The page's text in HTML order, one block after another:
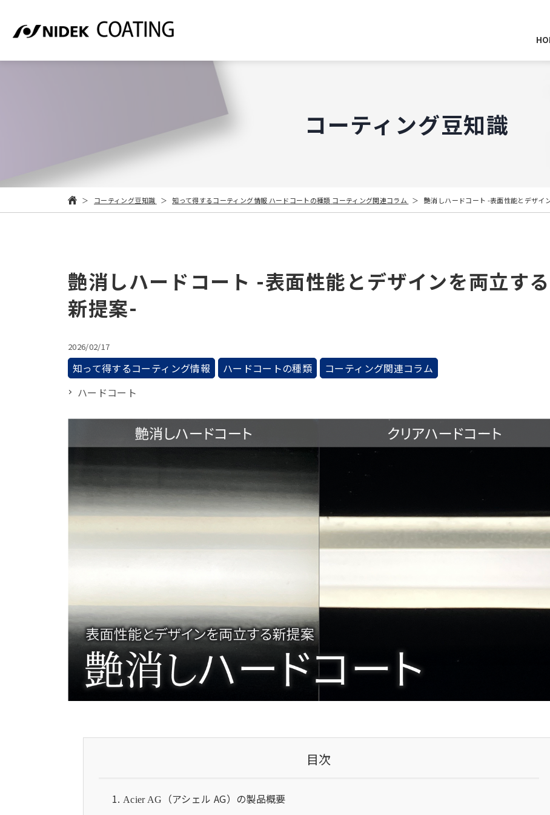
コーティング豆知識
コーティング豆知識 知って得するコーティング情報 ハードコートの種類 コーティング関連コラム 艶消しハードコート -表面性能とデザイ
艶消しハードコート -表面性能とデザインを両立する
新提案-
2026/02/17
知って得するコーティング情報 ハードコートの種類
コーティング関連コラム
ハードコート
目次
Acier AG
（アシェル AG）の製品概要